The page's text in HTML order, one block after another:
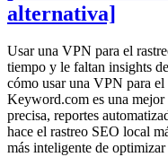
alternativa]
Usar una VPN para el
tiempo y le faltan insights
cómo usar una VPN para
Keyword.com es una
precisa, reportes
hace el rastreo SEO local
más inteligente de